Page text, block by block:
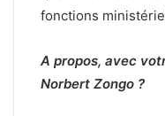
fonctions
A propos, avec
Norbert Zongo ?